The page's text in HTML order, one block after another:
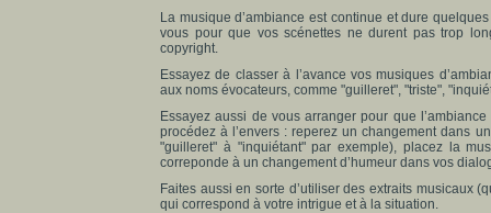
La musique d’ambiance est continue et dure
vous pour que vos scénettes ne durent pas trop
copyright.
Essayez de classer à l’avance vos musiques
aux noms évocateurs, comme "guilleret", "triste",
Essayez aussi de vous arranger pour que
procédez à l’envers : reperez un changement dans
"guilleret" à "inquiétant" par exemple), placez la
correponde à un changement d’humeur dans vos
Faites aussi en sorte d’utiliser des extraits musicaux
qui correspond à votre intrigue et à la situation.